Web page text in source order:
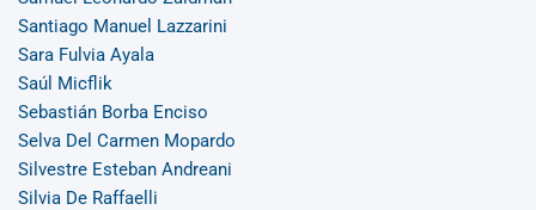
Santiago Manuel Lazzarini
Sara Fulvia Ayala
Saúl Micflik
Sebastián Borba Enciso
Selva Del Carmen Mopardo
Silvestre Esteban Andreani
Silvia De Raffaelli